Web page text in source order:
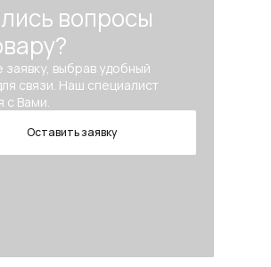
вопросы
заявку, выбрав удобный
связи. Наш специалист
с Вами.
Оставить заявку